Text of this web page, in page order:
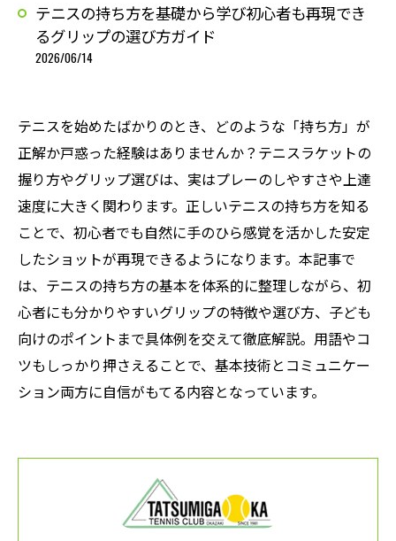
テニスの持ち方を基礎から学び初心者も再現でき
るグリップの選び方ガイド
2026/06/14
テニスを始めたばかりのとき、どのような「持ち方」が
正解か戸惑った経験はありませんか？テニスラケットの
握り方やグリップ選びは、実はプレーのしやすさや上達
速度に大きく関わります。正しいテニスの持ち方を知る
ことで、初心者でも自然に手のひら感覚を活かした安定
したショットが再現できるようになります。本記事で
は、テニスの持ち方の基本を体系的に整理しながら、初
心者にも分かりやすいグリップの特徴や選び方、子ども
向けのポイントまで具体例を交えて徹底解説。用語やコ
ツもしっかり押さえることで、基本技術とコミュニケー
ション両方に自信がもてる内容となっています。